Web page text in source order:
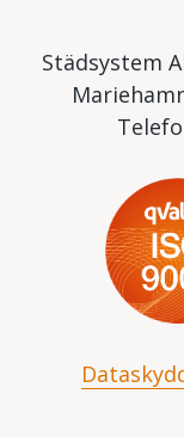
Städsystem